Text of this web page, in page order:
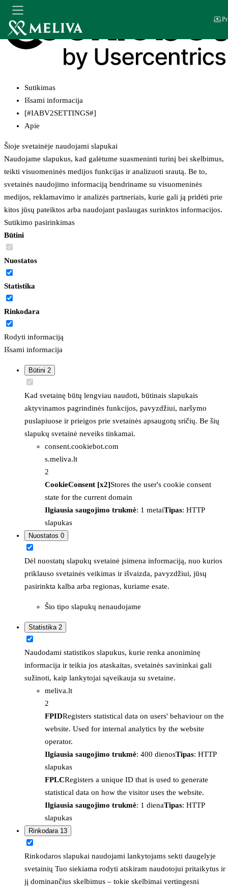
Sutikimas
Išsami informacija
[#IABV2SETTINGS#]
Apie
Šioje svetainėje naudojami slapukai
Naudojame slapukus, kad galėtume suasmeninti turinį bei skelbimus,
teikti visuomeninės medijos funkcijas ir analizuoti srautą. Be to,
svetainės naudojimo informaciją bendriname su visuomeninės
medijos, reklamavimo ir analizės partneriais, kurie gali ją pridėti prie
kitos jūsų pateiktos arba naudojant paslaugas surinktos informacijos.
Sutikimo pasirinkimas
Būtini
Nuostatos
Statistika
Rinkodara
Rodyti informaciją
Išsami informacija
Būtini 2
Kad svetainę būtų lengviau naudoti, būtinais slapukais
aktyvinamos pagrindinės funkcijos, pavyzdžiui, naršymo
puslapiuose ir prieigos prie svetainės apsaugotų sričių. Be šių
slapukų svetainė neveiks tinkamai.
consent.cookiebot.com
s.meliva.lt
2
CookieConsent [x2]Stores the user's cookie consent
state for the current domain
Ilgiausia saugojimo trukmė: 1 metaiTipas: HTTP
slapukas
Nuostatos 0
Dėl nuostatų slapukų svetainė įsimena informaciją, nuo kurios
priklauso svetainės veikimas ir išvaizda, pavyzdžiui, jūsų
pasirinkta kalba arba regionas, kuriame esate.
Šio tipo slapukų nenaudojame
Statistika 2
Naudodami statistikos slapukus, kurie renka anoniminę
informacija ir teikia jos ataskaitas, svetainės savininkai gali
sužinoti, kaip lankytojai sąveikauja su svetaine.
meliva.lt
2
FPIDRegisters statistical data on users' behaviour on the
website. Used for internal analytics by the website
operator.
Ilgiausia saugojimo trukmė: 400 dienosTipas: HTTP
slapukas
FPLCRegisters a unique ID that is used to generate
statistical data on how the visitor uses the website.
Ilgiausia saugojimo trukmė: 1 dienaTipas: HTTP
slapukas
Rinkodara 13
Rinkodaros slapukai naudojami lankytojams sekti daugelyje
svetainių Tuo siekiama rodyti atskiram naudotojui pritaikytus ir
jį dominančius skelbimus – tokie skelbimai vertingesni